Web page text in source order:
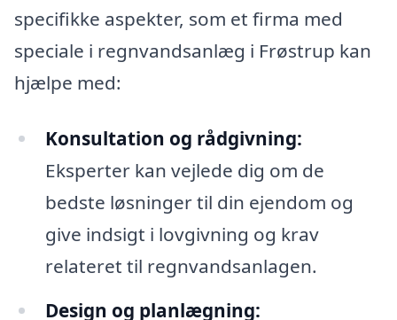
specifikke aspekter, som et firma med
speciale i regnvandsanlæg i Frøstrup kan
hjælpe med:
Konsultation og rådgivning:
Eksperter kan vejlede dig om de
bedste løsninger til din ejendom og
give indsigt i lovgivning og krav
relateret til regnvandsanlagen.
Design og planlægning: